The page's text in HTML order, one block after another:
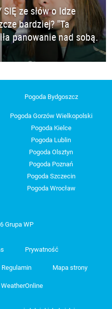
SIĘ ze słów o Idze
bardziej? "Ta
panowanie nad sobą.
Pogoda Bydgoszcz
Pogoda Gorzów Wielkopolski
Pogoda Kielce
Pogoda Lublin
Pogoda Olsztyn
Pogoda Poznań
Pogoda Szczecin
Pogoda Wrocław
Grupa WP
Prywatność
Regulamin Mapa strony